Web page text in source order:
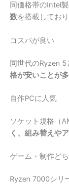
同価格帯のIntel製
数を搭載してお
コスパが良い
同世代のRyzen 5
格が安いことが
自作PCに人気
ソケット規格（
く、組み替えや
ゲーム・制作ど
Ryzen 7000シリ